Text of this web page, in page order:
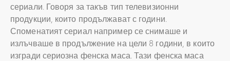
сериали. Говоря за такъв тип телевизионни
продукции, които продължават с години.
Споменатият сериал например се снимаше и
излъчваше в продължение на цели 8 години, в които
изгради сериозна фенска маса. Тази фенска маса